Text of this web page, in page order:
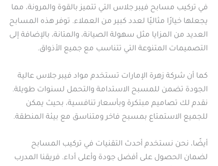
في تركيب مسابح فيبر جلاس التي تتميز بالقوة والمرونة، مما
يجعلها خيارًا مثاليًا لعدد كبير من العملاء. توفر هذه المسابح
العديد من المزايا مثل سهولة الصيانة، والمتانة، بالإضافة إلى
التصميمات المتنوعة التي تتناسب مع جميع الأذواق.
كما أن شركة زهرة الإمارات تستخدم مواد فيبر جلاس عالية
الجودة تضمن للمسبح الاستدامة والتحمل لسنوات طويلة.
نقدم لك تصاميم مبتكرة وبأسعار تنافسية، بحيث يمكن
للجميع الاستمتاع بمسبح فاخر ومتناسق مع بيئة المنطقة.
أيضًا، نحن نستخدم أحدث التقنيات في تركيب المسابح
لضمان الحصول على أفضل جودة وأعلى أداء. فريقنا المدرب